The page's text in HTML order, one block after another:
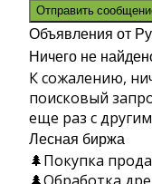
Отправить
Объявления от
Ничего не
К сожалению,
поисковый
еще раз с
Лесная биржа
🌲Покупка